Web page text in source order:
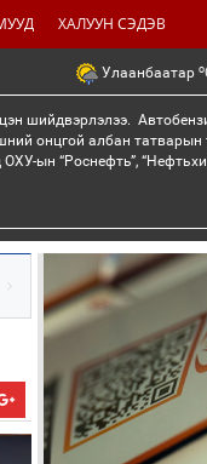
ХАЛУУН СЭДЭВ
Улаанбаатар o
шийдвэрлэлээ.
онцгой албан татварын
ын “Роснефть”,